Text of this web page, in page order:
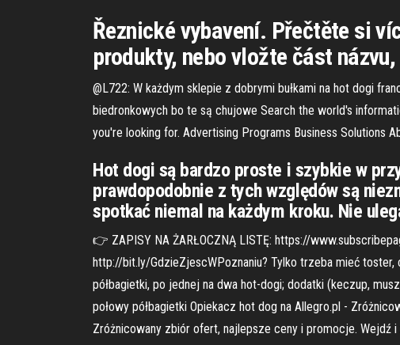
Řeznické vybavení. Přečtěte si
produkty, nebo vložte část
@L722: W każdym sklepie z dobrymi bułkami na hot dogi
biedronkowych bo te są chujowe Search the world's
you're looking for. Advertising Programs Business Solutions
Hot dogi są bardzo proste i szybkie w
prawdopodobnie z tych względów są
spotkać niemal na każdym kroku. Nie
👉 ZAPISY NA ŻARŁOCZNĄ LISTĘ: https://
http://bit.ly/GdzieZjescWPoznaniu? Tylko trzeba mieć toster,
półbagietki, po jednej na dwa hot-dogi; dodatki (keczup,
połowy półbagietki Opiekacz hot dog na Allegro.pl -
Zróżnicowany zbiór ofert, najlepsze ceny i promocje. Wejdź